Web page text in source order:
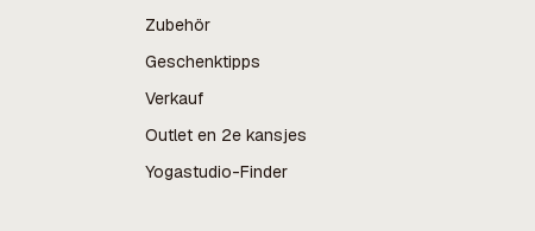
Zubehör
Geschenktipps
Verkauf
Outlet en 2e kansjes
Yogastudio-Finder